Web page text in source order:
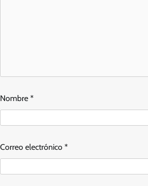
Nombre *
Correo electrónico *